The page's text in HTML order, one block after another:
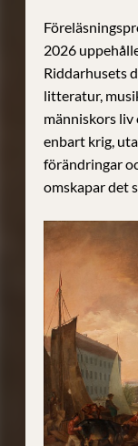
2026
Riddarhusets
litteratur,
människors
enbart krig,
förändringar
omskapar det